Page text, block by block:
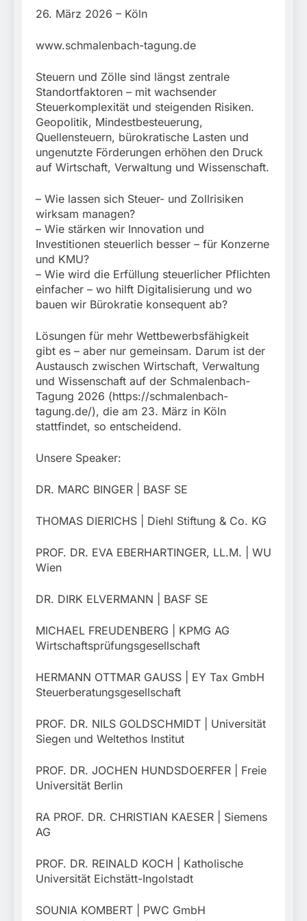
führt zur Sicherstellung
unversteuerter Zigaretten
Steuerstrafverfahrens
Kraftfahrzeug über die
eingereist/Bundespolizei
stellt Auto sicher
3. August 2026
26. März 2026 – Köln
www.schmalenbach-tagung.de
Steuern und Zölle sind längst zentrale
Standortfaktoren – mit wachsender
Steuerkomplexität und steigenden Risiken.
Geopolitik, Mindestbesteuerung,
Quellensteuern, bürokratische Lasten und
ungenutzte Förderungen erhöhen den Druck
auf Wirtschaft, Verwaltung und Wissenschaft.
– Wie lassen sich Steuer- und Zollrisiken
wirksam managen?
– Wie stärken wir Innovation und
Investitionen steuerlich besser – für Konzerne
und KMU?
– Wie wird die Erfüllung steuerlicher Pflichten
einfacher – wo hilft Digitalisierung und wo
bauen wir Bürokratie konsequent ab?
Lösungen für mehr Wettbewerbsfähigkeit
gibt es – aber nur gemeinsam. Darum ist der
Austausch zwischen Wirtschaft, Verwaltung
und Wissenschaft auf der Schmalenbach-
Tagung 2026 (https://schmalenbach-
tagung.de/), die am 23. März in Köln
stattfindet, so entscheidend.
Unsere Speaker:
DR. MARC BINGER | BASF SE
THOMAS DIERICHS | Diehl Stiftung & Co. KG
PROF. DR. EVA EBERHARTINGER, LL.M. | WU
Wien
DR. DIRK ELVERMANN | BASF SE
MICHAEL FREUDENBERG | KPMG AG
Wirtschaftsprüfungsgesellschaft
HERMANN OTTMAR GAUSS | EY Tax GmbH
Steuerberatungsgesellschaft
PROF. DR. NILS GOLDSCHMIDT | Universität
Siegen und Weltethos Institut
PROF. DR. JOCHEN HUNDSDOERFER | Freie
Universität Berlin
RA PROF. DR. CHRISTIAN KAESER | Siemens
AG
PROF. DR. REINALD KOCH | Katholische
Universität Eichstätt-Ingolstadt
SOUNIA KOMBERT | PWC GmbH